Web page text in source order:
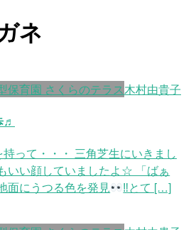
ネ
保育園 さくらのテラス木村由貴子
♬
って・・・ 三角芝生にいきまし
いい顔していましたよ☆ 「ばぁ
面にうつる色を発見 ‼とて […]